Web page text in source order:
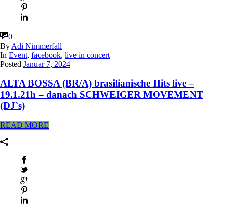
0
By Adi Nimmerfall
In Event, facebook, live in concert
Posted Januar 7, 2024
ALTA BOSSA (BR/A) brasilianische Hits live –
19.1.21h – danach SCHWEIGER MOVEMENT
(DJ`s)
READ MORE